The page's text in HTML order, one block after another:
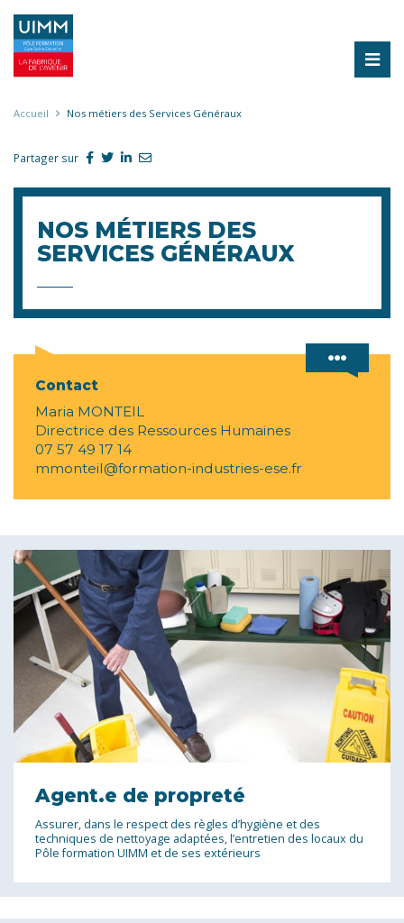
contenu
principal
Fil
Accueil Nos métiers des Services Généraux
NOS MÉTIERS DES
SERVICES GÉNÉRAUX
Partager sur
Contact
Maria MONTEIL
Directrice des Ressources Humaines
07 57 49 17 14
mmonteil@formation-industries-ese.fr
Agent.e de propreté
Assurer, dans le respect des règles d’hygiène et des
techniques de nettoyage adaptées, l’entretien des locaux du
Pôle formation UIMM et de ses extérieurs